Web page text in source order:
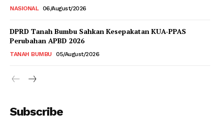
NASIONAL 06/August/2026
DPRD Tanah Bumbu Sahkan Kesepakatan KUA-PPAS
Perubahan APBD 2026
TANAH BUMBU 05/August/2026
Subscribe